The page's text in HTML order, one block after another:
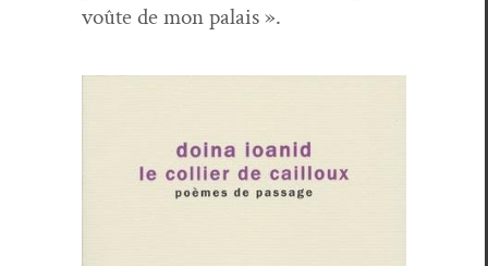
voûte de mon palais ».